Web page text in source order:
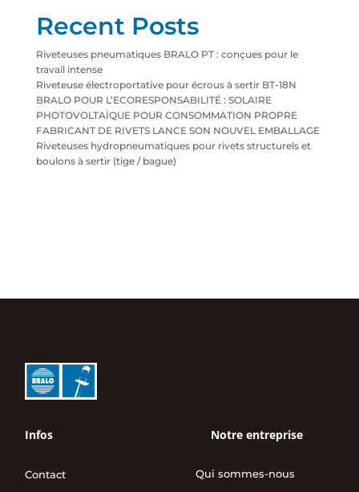
Recent Posts
Riveteuses pneumatiques BRALO PT : conçues pour le
travail intense
Riveteuse électroportative pour écrous à sertir BT-18N
BRALO POUR L’ECORESPONSABILITÉ : SOLAIRE
PHOTOVOLTAÏQUE POUR CONSOMMATION PROPRE
FABRICANT DE RIVETS LANCE SON NOUVEL EMBALLAGE
Riveteuses hydropneumatiques pour rivets structurels et
boulons à sertir (tige / bague)
Infos
Contact
Notre entreprise
Qui sommes-nous